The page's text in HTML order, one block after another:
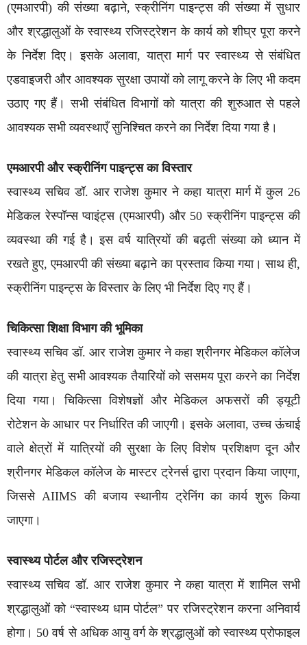
(एमआरपी) की संख्या बढ़ाने, स्क्रीनिंग पाइन्ट्स की संख्या में सुधार
और श्रद्धालुओं के स्वास्थ्य रजिस्ट्रेशन के कार्य को शीघ्र पूरा करने
के निर्देश दिए। इसके अलावा, यात्रा मार्ग पर स्वास्थ्य से संबंधित
एडवाइजरी और आवश्यक सुरक्षा उपायों को लागू करने के लिए भी कदम
उठाए गए हैं। सभी संबंधित विभागों को यात्रा की शुरुआत से पहले
आवश्यक सभी व्यवस्थाएँ सुनिश्चित करने का निर्देश दिया गया है।
एमआरपी और स्क्रीनिंग पाइन्ट्स का विस्तार
स्वास्थ्य सचिव डॉ. आर राजेश कुमार ने कहा यात्रा मार्ग में कुल 26
मेडिकल रेस्पॉन्स प्वाइंट्स (एमआरपी) और 50 स्क्रीनिंग पाइन्ट्स की
व्यवस्था की गई है। इस वर्ष यात्रियों की बढ़ती संख्या को ध्यान में
रखते हुए, एमआरपी की संख्या बढ़ाने का प्रस्ताव किया गया। साथ ही,
स्क्रीनिंग पाइन्ट्स के विस्तार के लिए भी निर्देश दिए गए हैं।
चिकित्सा शिक्षा विभाग की भूमिका
स्वास्थ्य सचिव डॉ. आर राजेश कुमार ने कहा श्रीनगर मेडिकल कॉलेज
की यात्रा हेतु सभी आवश्यक तैयारियों को ससमय पूरा करने का निर्देश
दिया गया। चिकित्सा विशेषज्ञों और मेडिकल अफसरों की ड्यूटी
रोटेशन के आधार पर निर्धारित की जाएगी। इसके अलावा, उच्च ऊंचाई
वाले क्षेत्रों में यात्रियों की सुरक्षा के लिए विशेष प्रशिक्षण दून और
श्रीनगर मेडिकल कॉलेज के मास्टर ट्रेनर्स द्वारा प्रदान किया जाएगा,
जिससे AIIMS की बजाय स्थानीय ट्रेनिंग का कार्य शुरू किया
जाएगा।
स्वास्थ्य पोर्टल और रजिस्ट्रेशन
स्वास्थ्य सचिव डॉ. आर राजेश कुमार ने कहा यात्रा में शामिल सभी
श्रद्धालुओं को “स्वास्थ्य धाम पोर्टल” पर रजिस्ट्रेशन करना अनिवार्य
होगा। 50 वर्ष से अधिक आयु वर्ग के श्रद्धालुओं को स्वास्थ्य प्रोफाइल